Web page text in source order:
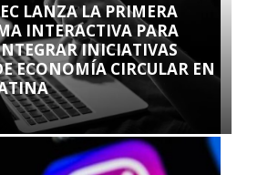
LANZA LA PRIMERA
INTERACTIVA PARA
INICIATIVAS
ECONOMÍA CIRCULAR EN